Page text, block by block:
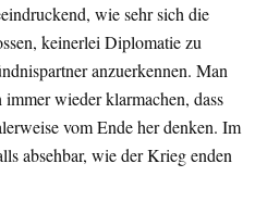
wie sehr sich die
keinerlei Diplomatie zu
anzuerkennen. Man
wieder klarmachen, dass
vom Ende her denken. Im
absehbar, wie der Krieg enden